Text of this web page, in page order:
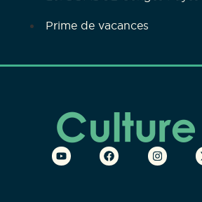
Prime de vacances